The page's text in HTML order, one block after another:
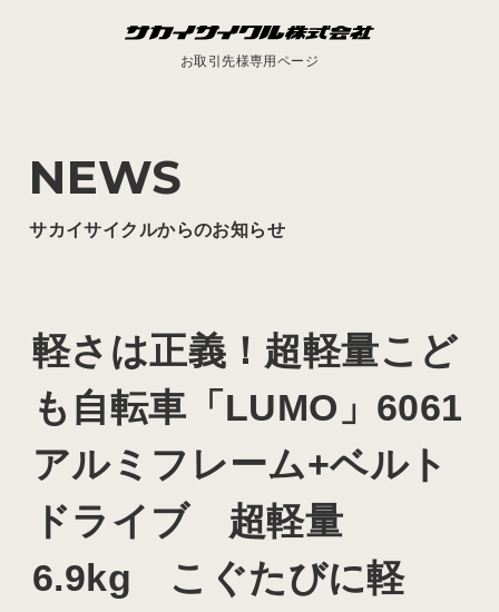
お取引先様専用ページ
NEWS
サカイサイクルからのお知らせ
軽さは正義！超軽量こど
も自転車「LUMO」6061
アルミフレーム+ベルト
ドライブ 超軽量
6.9kg こぐたびに軽